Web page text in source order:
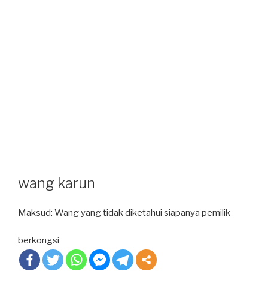
wang karun
Maksud: Wang yang tidak diketahui siapanya pemilik
berkongsi